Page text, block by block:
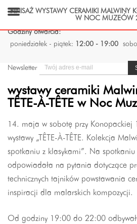
Godziny otwarcia:
poniedziałek - piątek:
12:00 - 19:00
Newsletter
wystawy ceramiki
TÊTE-À-TÊTE w Noc
14. maja w sobotę przy Konopackiej
wystawy „TÊTE-À-TÊTE. Kolekcja
spotkaniu z klasykami”. Na
odpowiadała na pytania dotyczące
technicznych tajników powstawania
inspiracji dla malarskich kompozycji.
Od godziny 19:00 do 22:00
FINISAŻ WYSTAWY CERAMIKI MALWINY
W NOC MUZEÓW